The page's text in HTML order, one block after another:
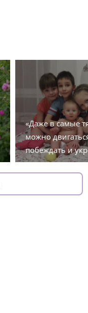
«Даже в самые
можно
побеждать и